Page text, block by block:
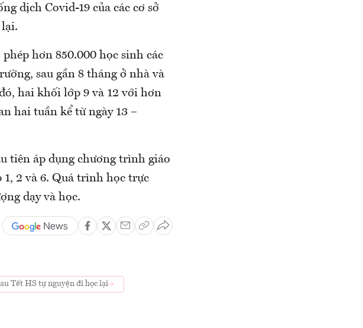
dịch Covid-19 của các cơ sở
hơn 850.000 học sinh các
sau gần 8 tháng ở nhà và
hai khối lớp 9 và 12 với hơn
hai tuần kể từ ngày 13 –
tiên áp dụng chương trình giáo
2 và 6. Quá trình học trực
dạy và học.
Tết HS tự nguyện đi học lại